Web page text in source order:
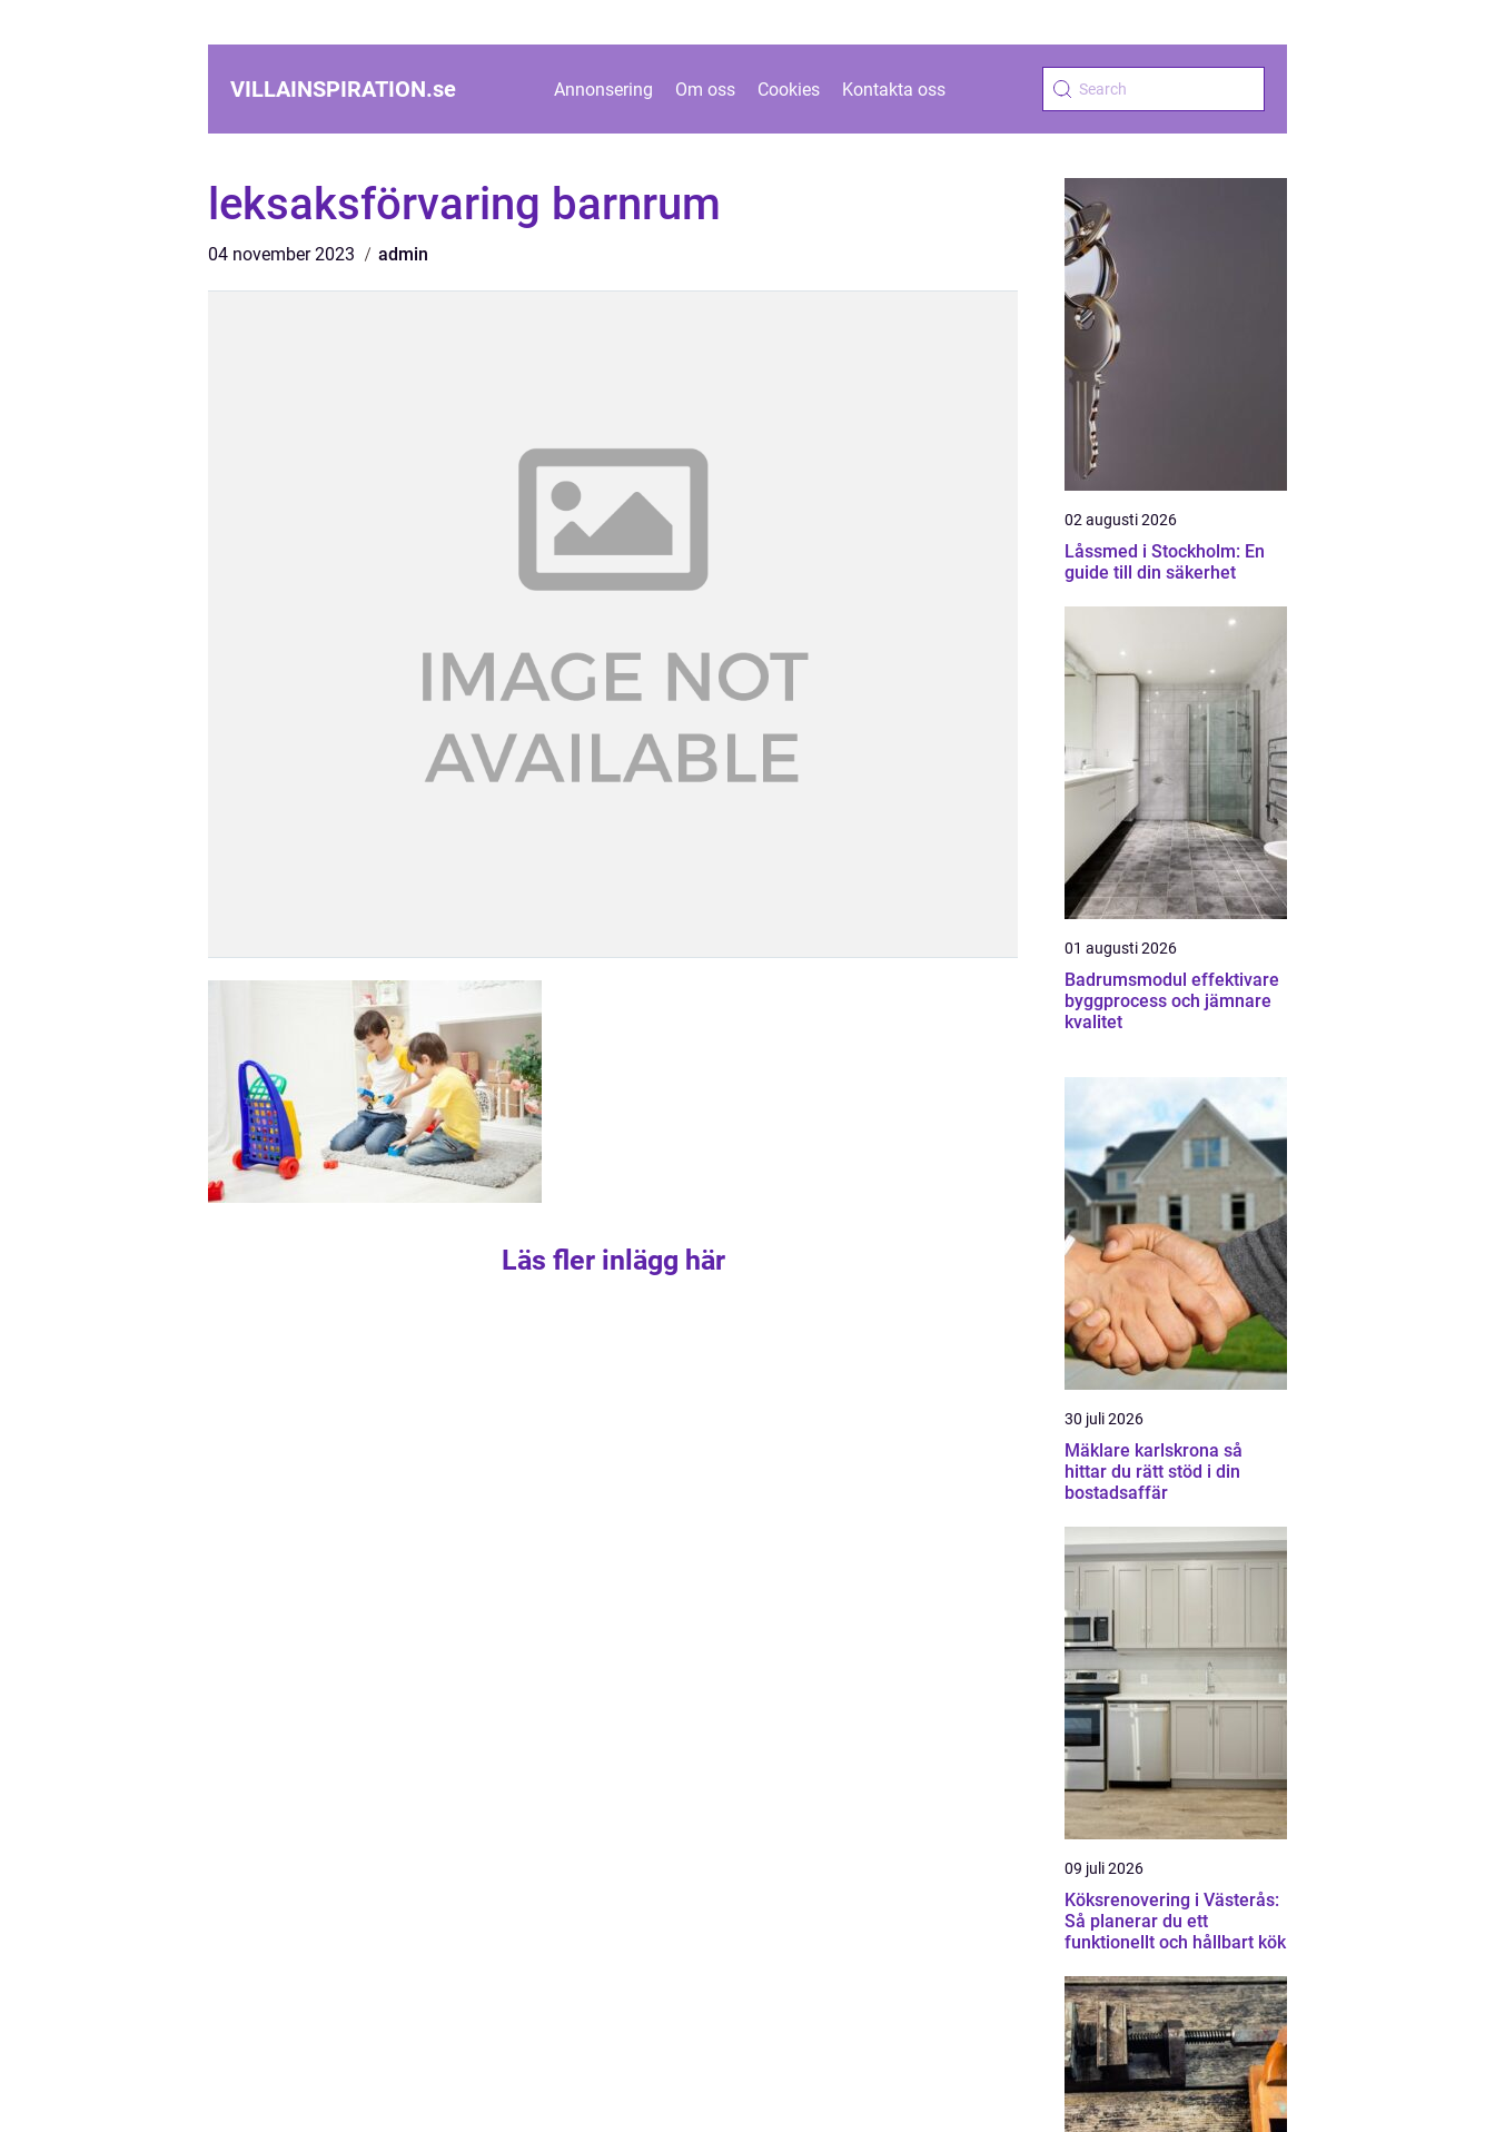
VILLAINSPIRATION.se Annonsering Om oss Cookies Kontakta oss
leksaksförvaring barnrum
04 november 2023 admin
Läs fler inlägg här
02 augusti 2026
Låssmed i Stockholm: En
guide till din säkerhet
01 augusti 2026
Badrumsmodul effektivare
byggprocess och jämnare
kvalitet
30 juli 2026
Mäklare karlskrona så
hittar du rätt stöd i din
bostadsaffär
09 juli 2026
Köksrenovering i Västerås:
Så planerar du ett
funktionellt och hållbart kök